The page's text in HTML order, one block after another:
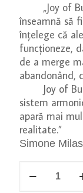
„Joy of
înseamnă să
înțelege că
funcționeze,
de a merge
abandonând,
Joy of
sistem
apară mai
realitate.”
Simone
Bucuria